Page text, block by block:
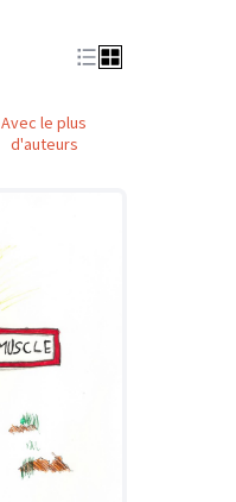
Avec le plus
d'auteurs